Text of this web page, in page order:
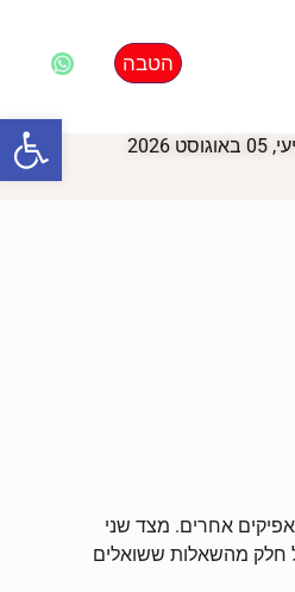
הטבה
2026
אחרים. מצד שני
חלק מהשאלות ששואלים
פתח